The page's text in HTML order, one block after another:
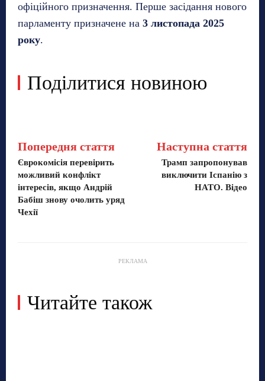
офіційного призначення. Перше засідання нового
парламенту призначене на 3 листопада 2025
року.
Поділитися новиною
Попередня стаття
Єврокомісія перевірить
можливий конфлікт
інтересів, якщо Андрій
Бабіш знову очолить уряд
Чехії
Наступна стаття
Трамп запропонував
виключити Іспанію з
НАТО. Відео
РЕКЛАМА
Читайте також